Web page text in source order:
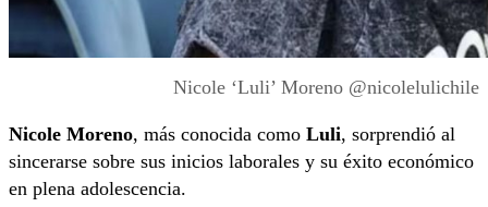
Nicole ‘Luli’ Moreno @nicolelulichile
Nicole Moreno, más conocida como Luli, sorprendió al
sincerarse sobre sus inicios laborales y su éxito económico
en plena adolescencia.